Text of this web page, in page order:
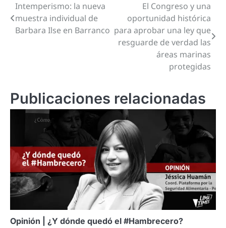
Navegación
de
Intemperismo: la nueva
muestra individual de
Barbara Ilse en Barranco
El Congreso y una
oportunidad histórica
para aprobar una ley que
resguarde de verdad las
áreas marinas
protegidas
Publicaciones relacionadas
Opinión | ¿Y dónde quedó el #Hambrecero?